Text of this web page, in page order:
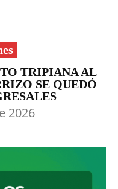
TRIPIANA AL
SE QUEDÓ
2026